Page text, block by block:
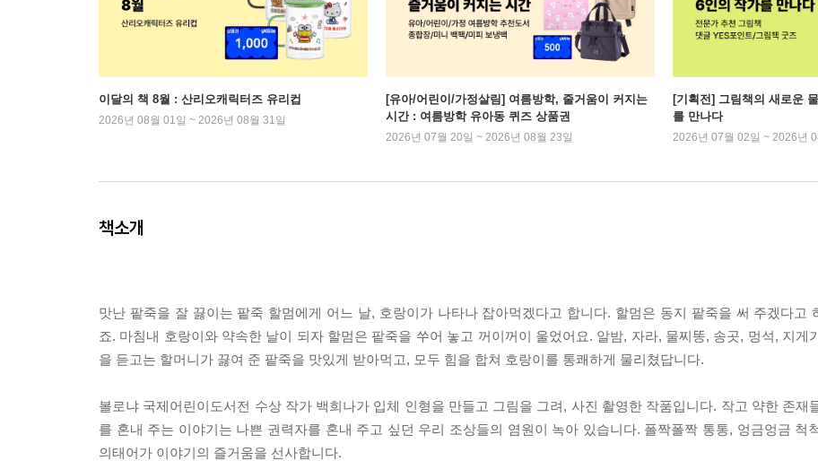
이달의 책 8월 : 산리오캐릭터즈 유리컵
2026년 08월 01일 ~ 2026년 08월 31일
[유아/어린이/가정살림] 여름방학, 줄거움이 커지는
시간 : 여름방학 유아동 퀴즈 상품권
2026년 07월 20일 ~ 2026년 08월 23일
[기획전] 그림책의 새로운
를 만나다
2026년 07월 02일 ~ 2026년
책소개
맛난 팥죽을 잘 끓이는 팥죽 할멈에게 어느 날, 호랑이가 나타나 잡아먹겠다고 합니다. 할멈은 동지 팥죽을 써 주겠다고
죠. 마침내 호랑이와 약속한 날이 되자 할멈은 팥죽을 쑤어 놓고 꺼이꺼이 울었어요. 알밤, 자라, 물찌똥, 송곳, 멍석, 지게
을 듣고는 할머니가 끓여 준 팥죽을 맛있게 받아먹고, 모두 힘을 합쳐 호랑이를 통쾌하게 물리쳤답니다.
볼로냐 국제어린이도서전 수상 작가 백희나가 입체 인형을 만들고 그림을 그려, 사진 촬영한 작품입니다. 작고 약한 존재
를 혼내 주는 이야기는 나쁜 권력자를 혼내 주고 싶던 우리 조상들의 염원이 녹아 있습니다. 폴짝폴짝 통통, 엉금엉금 척
의태어가 이야기의 즐거움을 선사합니다.